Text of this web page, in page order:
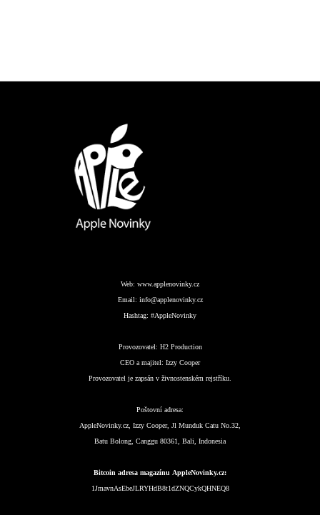
Web: www.applenovinky.cz
Email: info@applenovinky.cz
Hashtag: #AppleNovinky
Provozovatel: H2 Production
CEO a majitel: Izzy Cooper
Provozovatel je zapsán v živnostenském rejstříku.
Poštovní adresa:
AppleNovinky.cz, Izzy Cooper, Jl Munduk Catu No.32,
Batu Bolong, Canggu 80361, Bali, Indonesia
Bitcoin adresa magazínu AppleNovinky.cz:
1JmavnAsEbeJLRYHdB8t1dZNQCykQHNEQ8